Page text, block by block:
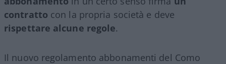
contratto con la propria società e deve
rispettare alcune regole.
Il nuovo regolamento abbonamenti del Como